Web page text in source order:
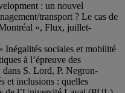
: un nouvel
transport ? Le cas de
», Flux, juillet-
Inégalités sociales et mobilité
à l’épreuve des
dans S. Lord, P. Negron-
et inclusions : quelles